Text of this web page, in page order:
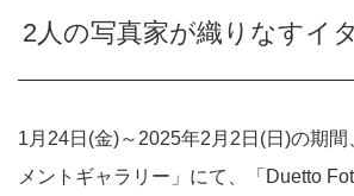
2人の写真家が織りなすイ
1月24日(金)～2025年2月2日(日)の期間
メントギャラリー」にて、「Duetto